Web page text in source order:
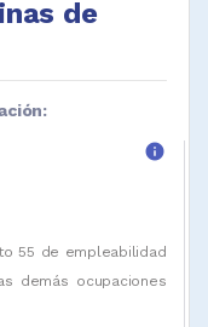
de
info
55 de empleabilidad
demás ocupaciones